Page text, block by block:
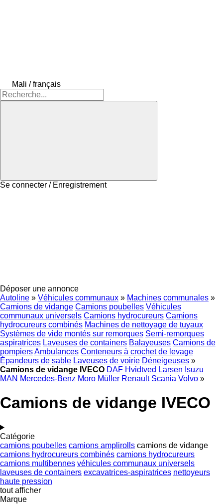
Mali / français
Se connecter / Enregistrement
Déposer une annonce
Autoline » Véhicules communaux » Machines communales »
Camions de vidange Camions poubelles Véhicules
communaux universels Camions hydrocureurs Camions
hydrocureurs combinés Machines de nettoyage de tuyaux
Systèmes de vide montés sur remorques Semi-remorques
aspiratrices Laveuses de containers Balayeuses Camions de
pompiersAmbulances Conteneurs à crochet de levage
Épandeurs de sable Laveuses de voirie Déneigeuses »
Camions de vidange IVECO DAF Hvidtved Larsen Isuzu
MAN Mercedes-Benz Moro Müller Renault Scania Volvo »
Camions de vidange IVECO
Catégorie
camions poubelles camions amplirolls camions de vidange
camions hydrocureurs combinés camions hydrocureurs
camions multibennes véhicules communaux universels
laveuses de containers excavatrices-aspiratrices nettoyeurs
haute pression
tout afficher
Marque